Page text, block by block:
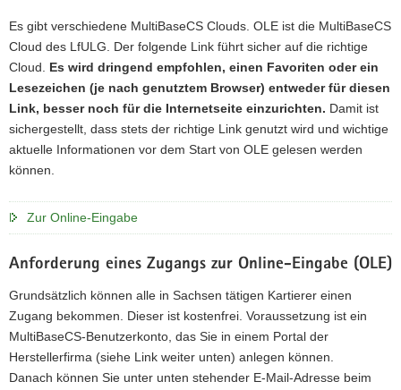
Es gibt verschiedene MultiBaseCS Clouds. OLE ist die MultiBaseCS
Cloud des LfULG. Der folgende Link führt sicher auf die richtige
Cloud. Es wird dringend empfohlen, einen Favoriten oder ein
Lesezeichen (je nach genutztem Browser) entweder für diesen
Link, besser noch für die Internetseite einzurichten. Damit ist
sichergestellt, dass stets der richtige Link genutzt wird und wichtige
aktuelle Informationen vor dem Start von OLE gelesen werden
können.
Zur Online-Eingabe
Anforderung eines Zugangs zur Online-Eingabe (OLE)
Grundsätzlich können alle in Sachsen tätigen Kartierer einen
Zugang bekommen. Dieser ist kostenfrei. Voraussetzung ist ein
MultiBaseCS-Benutzerkonto, das Sie in einem Portal der
Herstellerfirma (siehe Link weiter unten) anlegen können.
Danach können Sie unter unten stehender E-Mail-Adresse beim